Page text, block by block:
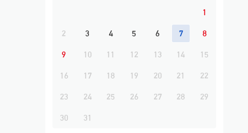
1
2 3 4 5 6 7 8
9 10 11 12 13 14 15
16 17 18 19 20 21 22
23 24 25 26 27 28 29
30 31